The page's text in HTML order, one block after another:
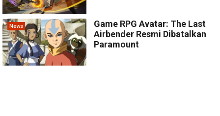
News
Game RPG Avatar: The Last
Airbender Resmi Dibatalkan
Paramount